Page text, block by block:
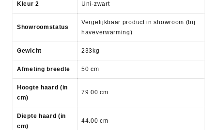
Kleur 2 Uni-zwart
Showroomstatus
Vergelijkbaar product in showroom (bij
haveverwarming)
Gewicht 233kg
Afmeting breedte 50 cm
Hoogte haard (in
cm)
79.00 cm
Diepte haard (in
cm)
44.00 cm